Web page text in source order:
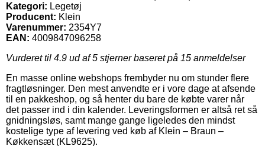
Kategori: Legetøj
Producent: Klein
Varenummer: 2354Y7
EAN: 4009847096258
Vurderet til 4.9 ud af 5 stjerner baseret på 15 anmeldelser
En masse online webshops frembyder nu om stunder flere
fragtløsninger. Den mest anvendte er i vore dage at afsende
til en pakkeshop, og så henter du bare de købte varer når
det passer ind i din kalender. Leveringsformen er altså ret så
gnidningsløs, samt mange gange ligeledes den mindst
kostelige type af levering ved køb af Klein – Braun –
Køkkensæt (KL9625).